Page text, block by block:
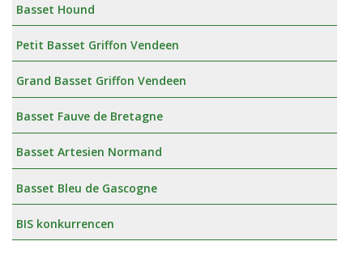
Basset Hound
Petit Basset Griffon Vendeen
Grand Basset Griffon Vendeen
Basset Fauve de Bretagne
Basset Artesien Normand
Basset Bleu de Gascogne
BIS konkurrencen